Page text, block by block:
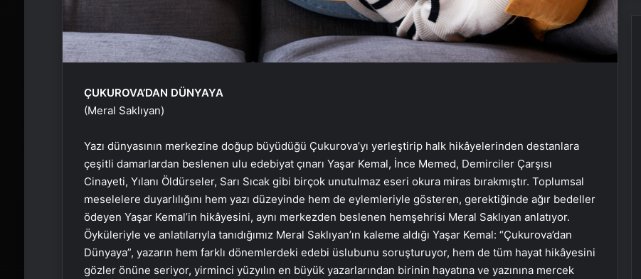
ÇUKUROVA’DAN DÜNYAYA
(Meral Saklıyan)
Yazı dünyasının merkezine doğup büyüdüğü Çukurova’yı yerleştirip halk hikâyelerinden destanlara
çeşitli damarlardan beslenen ulu edebiyat çınarı Yaşar Kemal, İnce Memed, Demirciler Çarşısı
Cinayeti, Yılanı Öldürseler, Sarı Sıcak gibi birçok unutulmaz eseri okura miras bırakmıştır. Toplumsal
meselelere duyarlılığını hem yazı düzeyinde hem de eylemleriyle gösteren, gerektiğinde ağır bedeller
ödeyen Yaşar Kemal’in hikâyesini, aynı merkezden beslenen hemşehrisi Meral Saklıyan anlatıyor.
Öyküleriyle ve anlatılarıyla tanıdığımız Meral Saklıyan’ın kaleme aldığı Yaşar Kemal: “Çukurova’dan
Dünyaya”, yazarın hem farklı dönemlerdeki edebi üslubunu soruşturuyor, hem de tüm hayat hikâyesini
gözler önüne seriyor, yirminci yüzyılın en büyük yazarlarından birinin hayatına ve yazınına mercek